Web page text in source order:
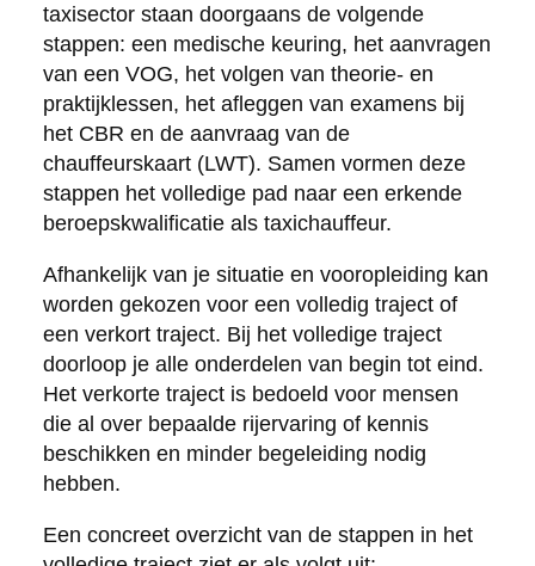
taxisector staan doorgaans de volgende
stappen: een medische keuring, het aanvragen
van een VOG, het volgen van theorie- en
praktijklessen, het afleggen van examens bij
het CBR en de aanvraag van de
chauffeurskaart (LWT). Samen vormen deze
stappen het volledige pad naar een erkende
beroepskwalificatie als taxichauffeur.
Afhankelijk van je situatie en vooropleiding kan
worden gekozen voor een volledig traject of
een verkort traject. Bij het volledige traject
doorloop je alle onderdelen van begin tot eind.
Het verkorte traject is bedoeld voor mensen
die al over bepaalde rijervaring of kennis
beschikken en minder begeleiding nodig
hebben.
Een concreet overzicht van de stappen in het